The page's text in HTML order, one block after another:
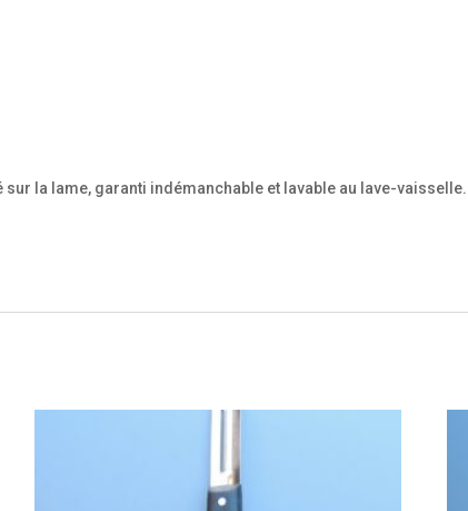
la lame, garanti indémanchable et lavable au lave-vaisselle.